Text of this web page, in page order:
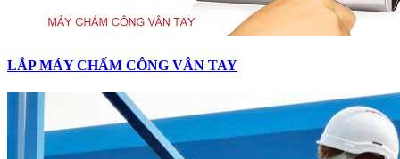
LẮP MÁY CHẤM CÔNG VÂN TAY